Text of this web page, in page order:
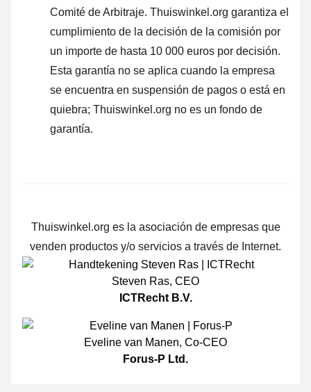
Comité de Arbitraje. Thuiswinkel.org garantiza el
cumplimiento de la decisión de la comisión por
un importe de hasta 10 000 euros por decisión.
Esta garantía no se aplica cuando la empresa
se encuentra en suspensión de pagos o está en
quiebra; Thuiswinkel.org no es un fondo de
garantía.
Thuiswinkel.org es la asociación de empresas que
venden productos y/o servicios a través de Internet.
Steven Ras, CEO
ICTRecht B.V.
Eveline van Manen, Co-CEO
Forus-P Ltd.